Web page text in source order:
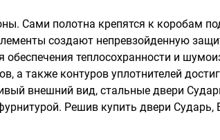
Сами полотна крепятся к коробам
создают непревзойденную
теплосохранности и
а также контуров уплотнителей
внешний вид, стальные двери
Решив купить двери